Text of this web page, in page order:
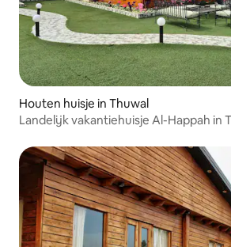
Houten huisje in Thuwal
Landelijk vakantiehuisje Al-Happah in